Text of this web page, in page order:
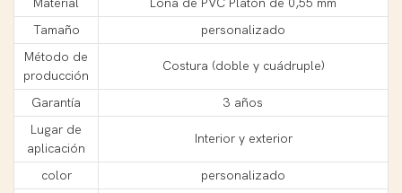
Material
Lona de PVC Platón de 0,55 mm
Tamaño
personalizado
Método de
producción
Costura (doble y cuádruple)
Garantía
3 años
Lugar de
aplicación
Interior y exterior
color personalizado